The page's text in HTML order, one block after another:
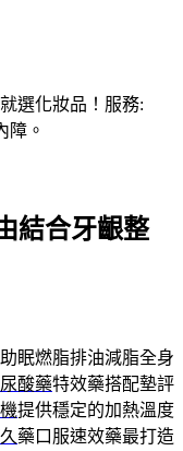
選化妝品！服務:
障。
結合牙齦整
助眠燃脂排油減脂全身
酸藥特效藥搭配墊評
提供穩定的加熱溫度
藥口服速效藥最打造